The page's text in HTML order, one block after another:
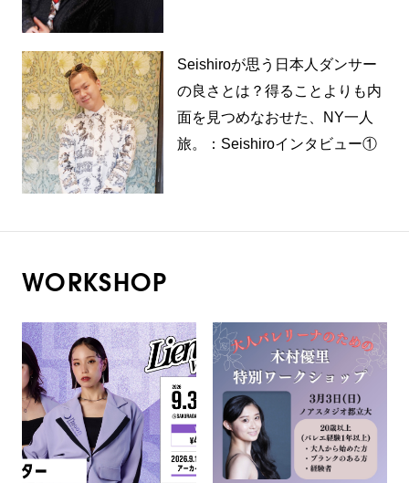
Seishiroが思う日本人ダンサー
の良さとは？得ることよりも内
面を見つめなおせた、NY一人
旅。：Seishiroインタビュー①
WORKSHOP